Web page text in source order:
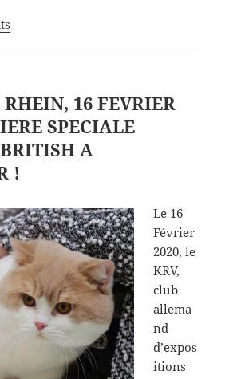
16 FEVRIER
SPECIALE
A
!
Le 16
Février
2020, le
KRV,
club
allema
nd
d’expos
itions